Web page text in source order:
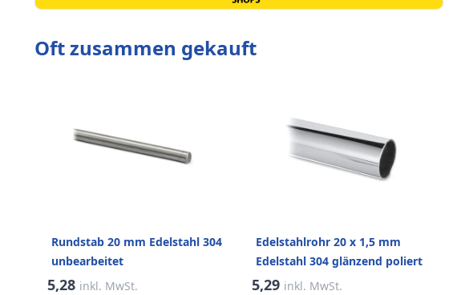
Oft zusammen gekauft
Rundstab 20 mm Edelstahl 304
unbearbeitet
5,28 inkl. MwSt.
Edelstahlrohr 20 x 1,5 mm
Edelstahl 304 glänzend poliert
5,29 inkl. MwSt.